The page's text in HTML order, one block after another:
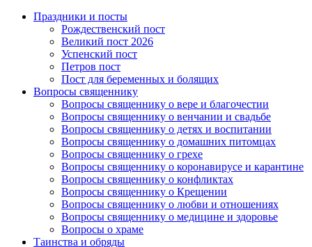
Праздники и посты
Рождественский пост
Великий пост 2026
Успенский пост
Петров пост
Пост для беременных и болящих
Вопросы священнику
Вопросы священнику о вере и благочестии
Вопросы священнику о венчании и свадьбе
Вопросы священнику о детях и воспитании
Вопросы священнику о домашних питомцах
Вопросы священнику о грехе
Вопросы священнику о коронавирусе и карантине
Вопросы священнику о конфликтах
Вопросы священнику о Крещении
Вопросы священнику о любви и отношениях
Вопросы священнику о медицине и здоровье
Вопросы о храме
Таинства и обряды